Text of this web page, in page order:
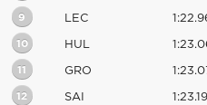
9 LEC
10 HUL
11 GRO
12 SAI